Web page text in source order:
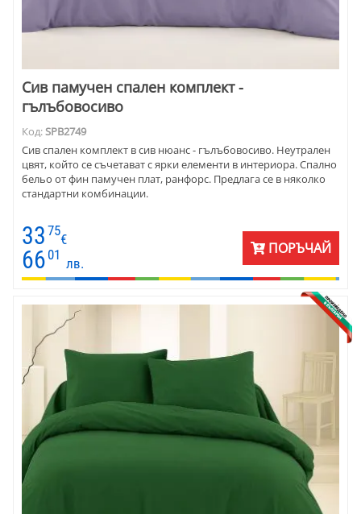
Сив памучен спален комплект -
гълъбовосиво
Код:SPB2749
Сив спален комплект в сив нюанс - гълъбовосиво. Неутрален
цвят, който се съчетават с ярки елементи в интериора. Спално
бельо от фин памучен плат, ранфорс. Предлага се в няколко
стандартни комбинации.
33 75
€
66 01
лв.
ПОРЪЧАЙ